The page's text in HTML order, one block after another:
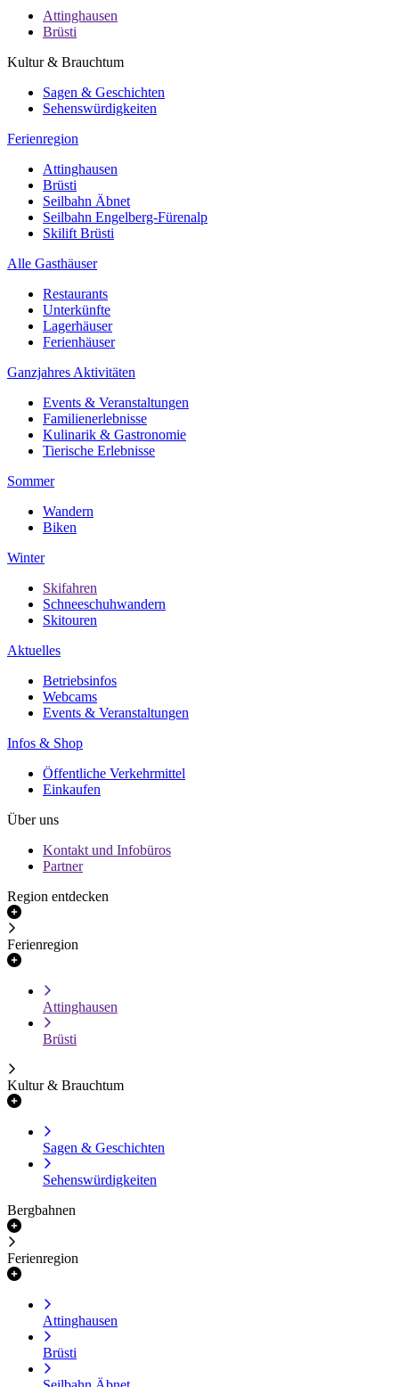
Attinghausen
Brüsti
Kultur & Brauchtum
Sagen & Geschichten
Sehenswürdigkeiten
Ferienregion
Attinghausen
Brüsti
Seilbahn Äbnet
Seilbahn Engelberg-Fürenalp
Skilift Brüsti
Alle Gasthäuser
Restaurants
Unterkünfte
Lagerhäuser
Ferienhäuser
Ganzjahres Aktivitäten
Events & Veranstaltungen
Familienerlebnisse
Kulinarik & Gastronomie
Tierische Erlebnisse
Sommer
Wandern
Biken
Winter
Skifahren
Schneeschuhwandern
Skitouren
Aktuelles
Betriebsinfos
Webcams
Events & Veranstaltungen
Infos & Shop
Öffentliche Verkehrmittel
Einkaufen
Über uns
Kontakt und Infobüros
Partner
Region entdecken
Ferienregion
Attinghausen
Brüsti
Kultur & Brauchtum
Sagen & Geschichten
Sehenswürdigkeiten
Bergbahnen
Ferienregion
Attinghausen
Brüsti